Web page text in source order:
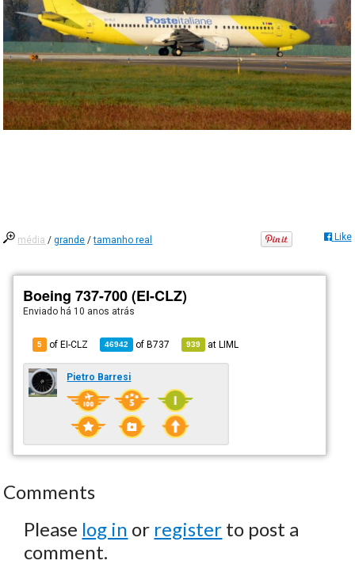
média /grande /tamanho real Like
Boeing 737-700 (EI-CLZ)
Enviado há 10 anos atrás
5 of EI-CLZ 46942 ofB737 939 atLIML
Pietro Barresi
Comments
Please log in or register to post a
comment.